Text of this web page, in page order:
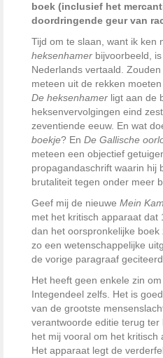
boek (inclusief het
doordringende geur van
Tijd om te slaan, want ik ken
heksenhamer bijvoorbeeld,
Nederlands vertaald.
meteen uit de rekken
De heksenhamer ligt aan de
heksenvervolgingen eind
zeventiende eeuw. En wat
boekje? En De Gallische
meteen een objectief
propagandaschrift waarin hij
brutaliteit tegen onder meer
Geef mij de nieuwe Mein
met het kritisch apparaat dat
dan het oorspronkelijke
zo een wetenschappelijke
de vorige paragraaf
Het heeft geen enkele zin om
Integendeel zelfs. Het is
van de grootste
verantwoorde editie terug
het mij vooral om het kritisch
Het apparaat legt de